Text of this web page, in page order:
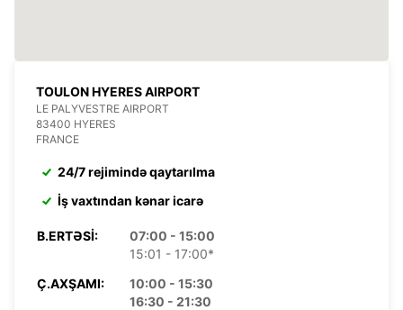
TOULON HYERES AIRPORT
LE PALYVESTRE AIRPORT
83400 HYERES
FRANCE
24/7 rejimində qaytarılma
İş vaxtından kənar icarə
B.ERTƏSI:
07:00 - 15:00
15:01 - 17:00*
Ç.AXŞAMI:
10:00 - 15:30
16:30 - 21:30